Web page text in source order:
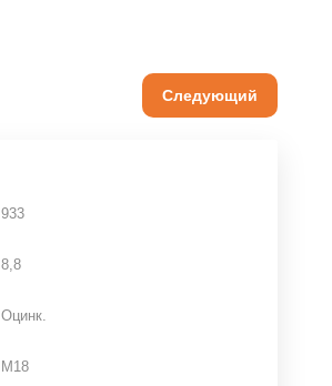
Следующий
933
8,8
Оцинк.
M18